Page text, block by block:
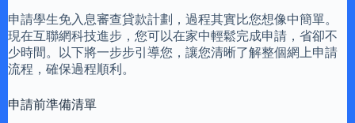
申請學生免入息審查貸款計劃，過程其實比您想像中簡單。
現在互聯網科技進步，您可以在家中輕鬆完成申請，省卻不
少時間。以下將一步步引導您，讓您清晰了解整個網上申請
流程，確保過程順利。
申請前準備清單